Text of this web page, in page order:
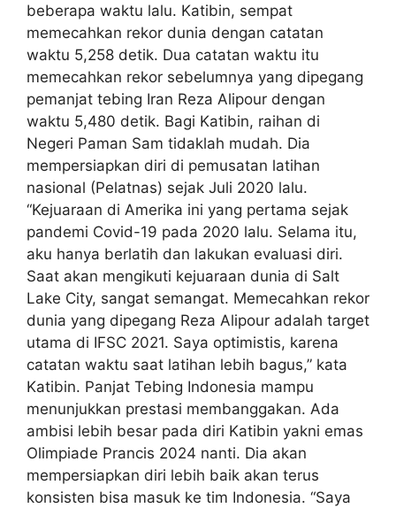
beberapa waktu lalu. Katibin, sempat
memecahkan rekor dunia dengan catatan
waktu 5,258 detik. Dua catatan waktu itu
memecahkan rekor sebelumnya yang dipegang
pemanjat tebing Iran Reza Alipour dengan
waktu 5,480 detik. Bagi Katibin, raihan di
Negeri Paman Sam tidaklah mudah. Dia
mempersiapkan diri di pemusatan latihan
nasional (Pelatnas) sejak Juli 2020 lalu.
“Kejuaraan di Amerika ini yang pertama sejak
pandemi Covid-19 pada 2020 lalu. Selama itu,
aku hanya berlatih dan lakukan evaluasi diri.
Saat akan mengikuti kejuaraan dunia di Salt
Lake City, sangat semangat. Memecahkan rekor
dunia yang dipegang Reza Alipour adalah target
utama di IFSC 2021. Saya optimistis, karena
catatan waktu saat latihan lebih bagus,” kata
Katibin. Panjat Tebing Indonesia mampu
menunjukkan prestasi membanggakan. Ada
ambisi lebih besar pada diri Katibin yakni emas
Olimpiade Prancis 2024 nanti. Dia akan
mempersiapkan diri lebih baik akan terus
konsisten bisa masuk ke tim Indonesia. “Saya